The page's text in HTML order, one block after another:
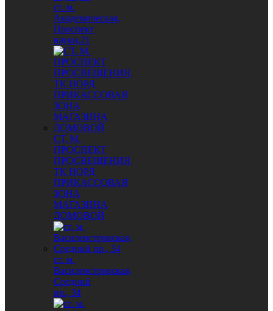
ст. м.
Академическая,
Проспект
науки,21
СТ. М.
ПРОСПЕКТ
ПРОСВЕЩЕНИЯ,
ТК НОРД
ПРИКАССОВАЯ
ЗОНА
МАГАЗИНА
ДОМОВОЙ
ст. м.
Василеостровская,
Средний
пр., 34